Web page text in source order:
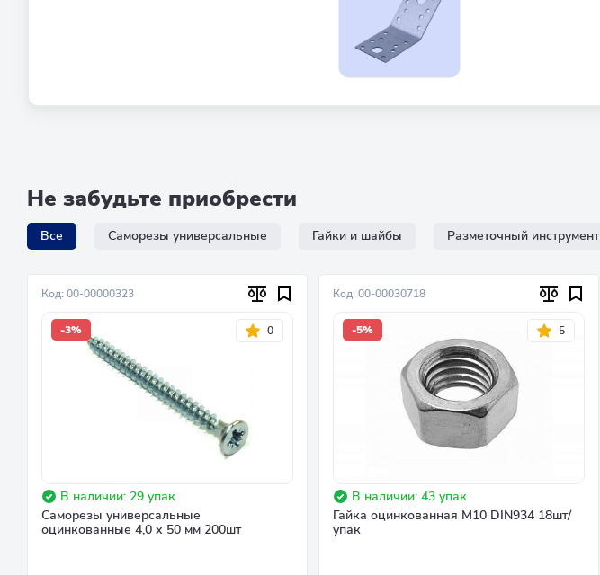
Не забудьте приобрести
Все Саморезы универсальные Гайки и шайбы Разметочный инструмент
Код: 00-00000323
-3% 0
В наличии: 29 упак
Саморезы универсальные
оцинкованные 4,0 х 50 мм 200шт
Код: 00-00030718
-5% 5
В наличии: 43 упак
Гайка оцинкованная М10 DIN934 18шт/
упак